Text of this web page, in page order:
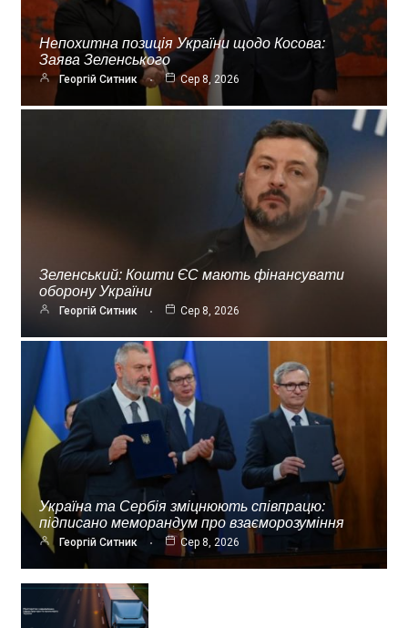
Непохитна позиція України щодо Косова:
Заява Зеленського
Георгій Ситник Сер 8, 2026
Зеленський: Кошти ЄС мають фінансувати
оборону України
Георгій Ситник Сер 8, 2026
Україна та Сербія зміцнюють співпрацю:
підписано меморандум про взаєморозуміння
Георгій Ситник Сер 8, 2026